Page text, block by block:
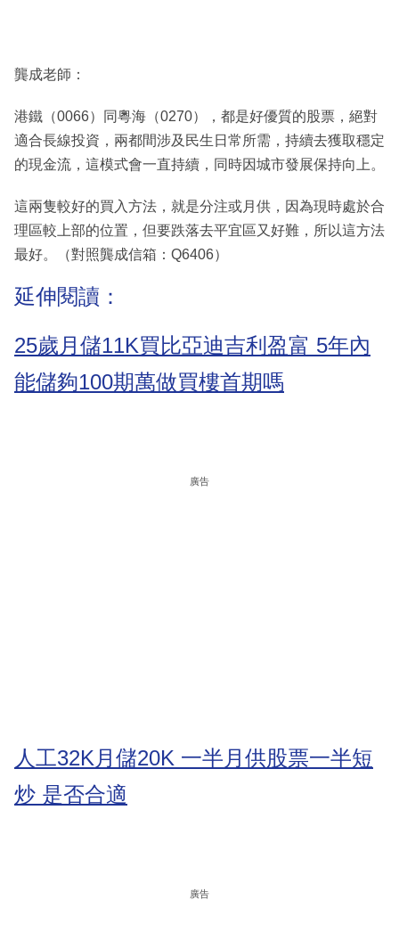
龔成老師：
港鐵（0066）同粵海（0270），都是好優質的股票，絕對
適合長線投資，兩都間涉及民生日常所需，持續去獲取穩定
的現金流，這模式會一直持續，同時因城市發展保持向上。
這兩隻較好的買入方法，就是分注或月供，因為現時處於合
理區較上部的位置，但要跌落去平宜區又好難，所以這方法
最好。（對照龔成信箱：Q6406）
延伸閱讀：
25歲月儲11K買比亞迪吉利盈富 5年內
能儲夠100期萬做買樓首期嗎
廣告
人工32K月儲20K 一半月供股票一半短
炒 是否合適
廣告